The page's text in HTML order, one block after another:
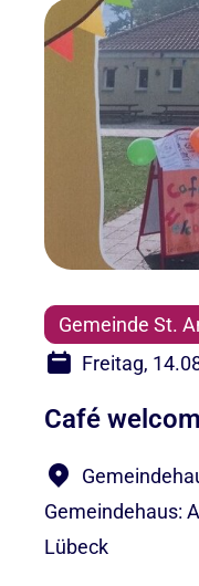
Gemeinde St.
Freitag,
Café
Gemeindehaus:
Lübeck